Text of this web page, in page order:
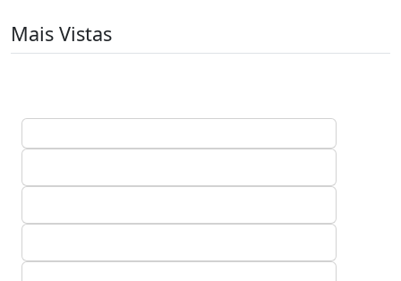
Mais Vistas